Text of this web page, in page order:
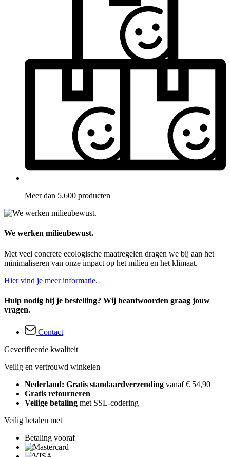
Meer dan 5.600 producten
We werken milieubewust.
Met veel concrete ecologische maatregelen dragen we bij aan het
minimaliseren van onze impact op het milieu en het klimaat.
Hier vind je meer informatie.
Hulp nodig bij je bestelling? Wij beantwoorden graag jouw
vragen.
Contact
Geverifieerde kwaliteit
Veilig en vertrouwd winkelen
Nederland: Gratis standaardverzending vanaf € 54,90
Gratis retourneren
Veilige betaling met SSL-codering
Veilig betalen met
Betaling vooraf